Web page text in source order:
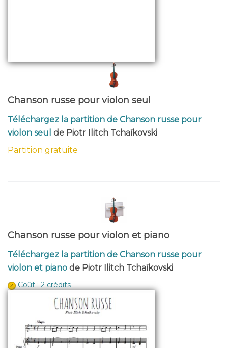
Chanson russe pour violon seul
Téléchargez la partition de Chanson russe pour
violon seul de Piotr Ilitch Tchaïkovski
Partition gratuite
Chanson russe pour violon et piano
Téléchargez la partition de Chanson russe pour
violon et piano de Piotr Ilitch Tchaïkovski
Coût : 2 crédits